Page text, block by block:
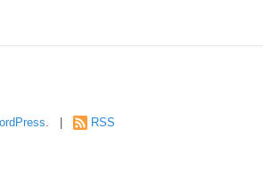
RSS